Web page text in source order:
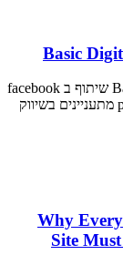
מילון מושגי דיגיטל בסיסיים – Basic Digital Glossary שיתוף ב facebook
שיתוף ב twitter שיתוף ב linkedin שיתוף ב pinterest מתעניינים בשיווק
למה כל אתר חייב חיבור לגוגל אנליטיקס – Why Every
Site